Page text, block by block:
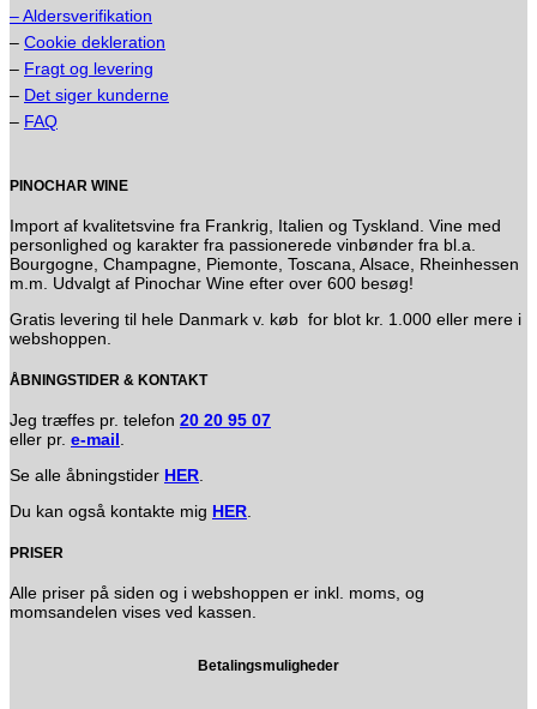
– Aldersverifikation
– Cookie dekleration
– Fragt og levering
– Det siger kunderne
– FAQ
PINOCHAR WINE
Import af kvalitetsvine fra Frankrig, Italien og Tyskland. Vine med
personlighed og karakter fra passionerede vinbønder fra bl.a.
Bourgogne, Champagne, Piemonte, Toscana, Alsace, Rheinhessen
m.m. Udvalgt af Pinochar Wine efter over 600 besøg!
Gratis levering til hele Danmark v. køb for blot kr. 1.000 eller mere i
webshoppen.
ÅBNINGSTIDER & KONTAKT
Jeg træffes pr. telefon 20 20 95 07
eller pr. e-mail
Se alle åbningstider HER
Du kan også kontakte mig HER
PRISER
Alle priser på siden og i webshoppen er inkl. moms, og
momsandelen vises ved kassen.
Betalingsmuligheder